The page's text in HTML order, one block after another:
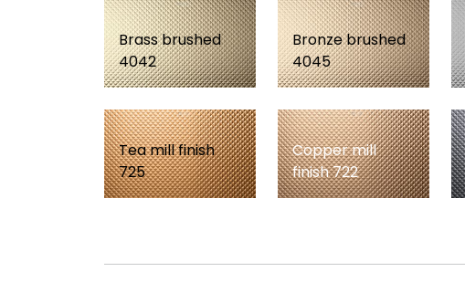
Brass brushed
4042
Bronze brushed
4045
Tea mill finish
725
Copper mill
finish 722